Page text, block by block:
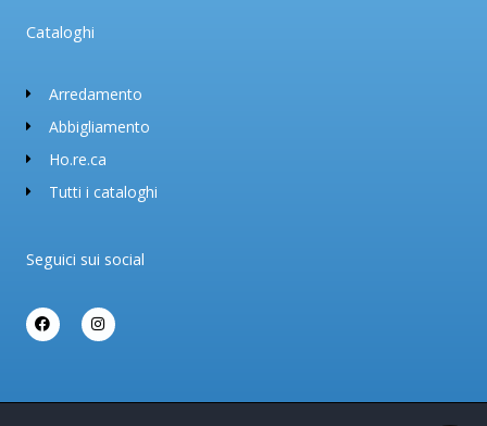
Cataloghi
Arredamento
Abbigliamento
Ho.re.ca
Tutti i cataloghi
Seguici sui social
F
a
c
o
I
n
s
r